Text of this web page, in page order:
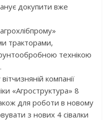
докупити вже
тракторами,
технікою
компанії
«Агроструктура» 8
для роботи в новому
з нових 4 сівалки